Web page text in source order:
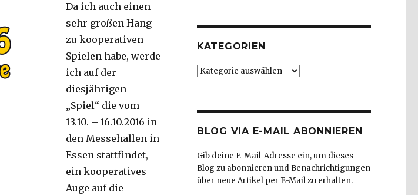
Da ich auch einen
sehr großen Hang
zu kooperativen
Spielen habe, werde
ich auf der
diesjährigen
„Spiel“ die vom
13.10. – 16.10.2016 in
den Messehallen in
Essen stattfindet,
ein kooperatives
Auge auf die
KATEGORIEN
Kategorien
BLOG VIA E-MAIL ABONNIEREN
Gib deine E-Mail-Adresse ein, um dieses
Blog zu abonnieren und Benachrichtigungen
über neue Artikel per E-Mail zu erhalten.